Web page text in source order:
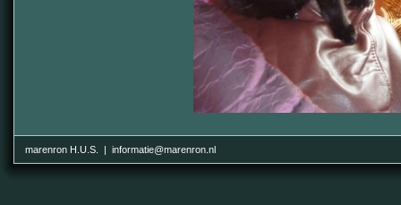
marenron H.U.S. | informatie@marenron.nl